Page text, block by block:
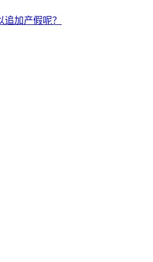
加产假呢？